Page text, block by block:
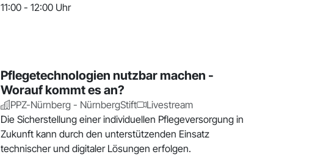
11:00 - 12:00 Uhr
Pflegetechnologien nutzbar machen -
Worauf kommt es an?
PPZ-Nürnberg - NürnbergStift
Livestream
Die Sicherstellung einer individuellen Pflegeversorgung in
Zukunft kann durch den unterstützenden Einsatz
technischer und digitaler Lösungen erfolgen.